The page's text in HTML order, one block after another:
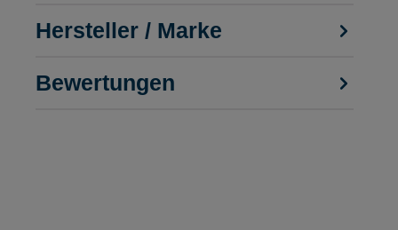
Hersteller / Marke
Bewertungen